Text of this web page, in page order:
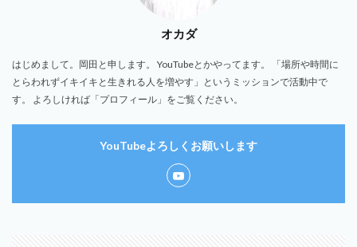
オカダ
はじめまして。岡田と申します。 YouTubeとかやってます。 「場所や時間に
とらわれずイキイキと生きれる人を増やす」というミッションで活動中で
す。 よろしければ「プロフィール」をご覧ください。
YouTubeよろしくお願いします